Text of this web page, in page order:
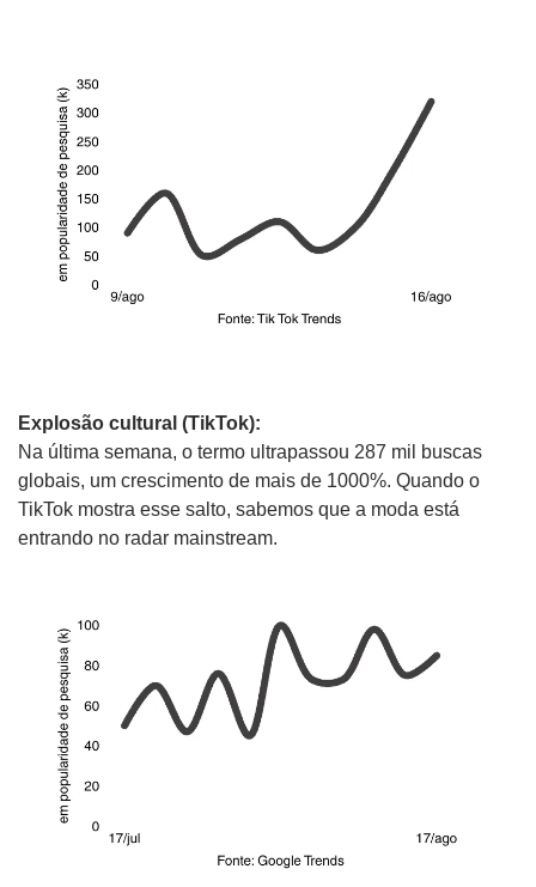
Explosão cultural (TikTok):
Na última semana, o termo ultrapassou 287 mil buscas
globais, um crescimento de mais de 1000%. Quando o
TikTok mostra esse salto, sabemos que a moda está
entrando no radar mainstream.